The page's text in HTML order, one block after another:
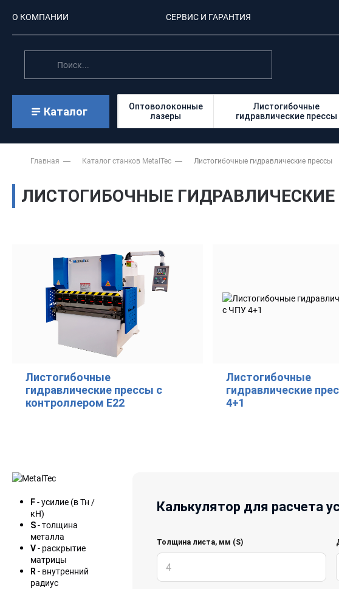
О КОМПАНИИ СЕРВИС И ГАРАНТИЯ
Каталог
Оптоволоконные
лазеры
Листогибочные
гидравлические прессы
Главная Каталог станков MetalTec Листогибочные гидравлические прессы
ЛИСТОГИБОЧНЫЕ
Листогибочные
гидравлические прессы с
контроллером E22
Листогибочные
гидравлические
4+1
F- усилие (в Тн /
кН)
S- толщина
металла
V- раскрытие
матрицы
R - внутренний
радиус
Калькулятор для расчета
Толщина листа, мм (S)